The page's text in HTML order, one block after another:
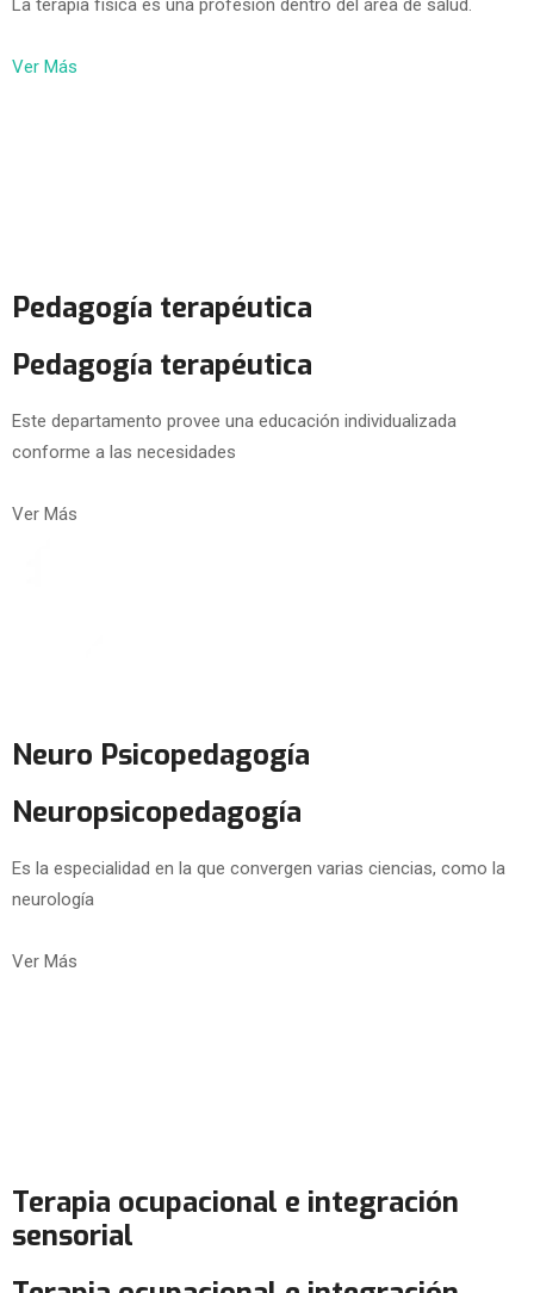
La terapia física es una profesión dentro del área de salud.
Ver Más
Pedagogía terapéutica
Pedagogía terapéutica
Este departamento provee una educación individualizada
conforme a las necesidades
Ver Más
Neuro Psicopedagogía
Neuropsicopedagogía
Es la especialidad en la que convergen varias ciencias, como la
neurología
Ver Más
Terapia ocupacional e integración
sensorial